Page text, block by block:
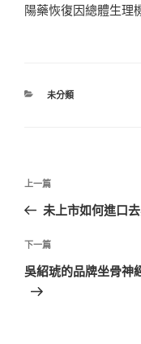
陽藥恢復因總體生理
分
未分類
文
導
覽
上
一
文
章
上一篇
未上市如何進口
下
一
下一篇
吳紹琥的品牌坐骨神